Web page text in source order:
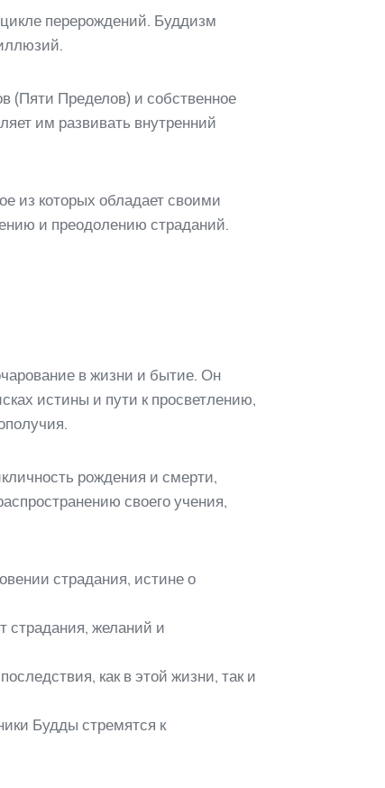
перерождений. Буддизм
(Пяти Пределов) и собственное
им развивать внутренний
из которых обладает своими
и преодолению страданий.
в жизни и бытие. Он
истины и пути к просветлению,
рождения и смерти,
своего учения,
страдания, истине о
страдания, желаний и
как в этой жизни, так и
Будды стремятся к